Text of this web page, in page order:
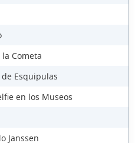
Cometa
Esquipulas
en los Museos
Janssen